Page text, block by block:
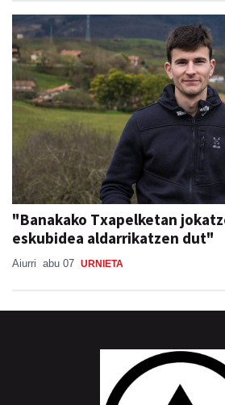
"Banakako Txapelketan
eskubidea aldarrikatzen dut"
Aiurri abu 07 URNIETA